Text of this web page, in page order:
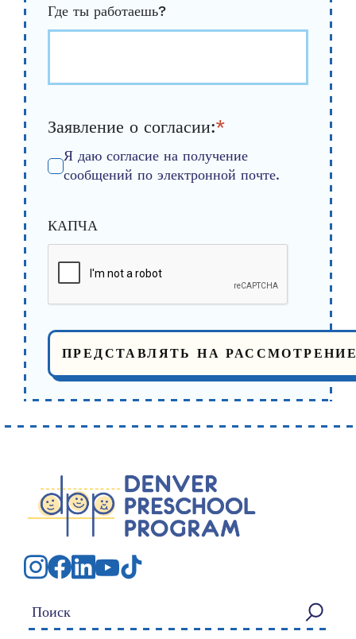
Где ты работаешь?
Заявление о согласии:*
Я даю согласие на получение
сообщений по электронной почте.
КАПЧА
Искать: